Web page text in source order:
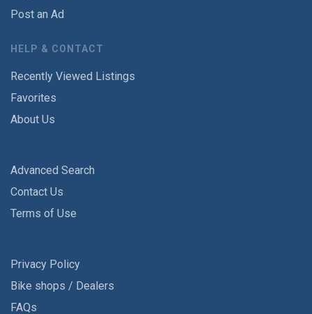
Post an Ad
HELP & CONTACT
Recently Viewed Listings
Favorites
About Us
Advanced Search
Contact Us
Terms of Use
Privacy Policy
Bike shops / Dealers
FAQs